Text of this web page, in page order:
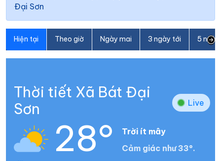
Đại Sơn
Hiện tại Theo giờ Ngày mai 3 ngày tới 5
Thời tiết Xã Bát Đại
Sơn
Live
28°
Trời ít mây
Cảm giác như 33°.